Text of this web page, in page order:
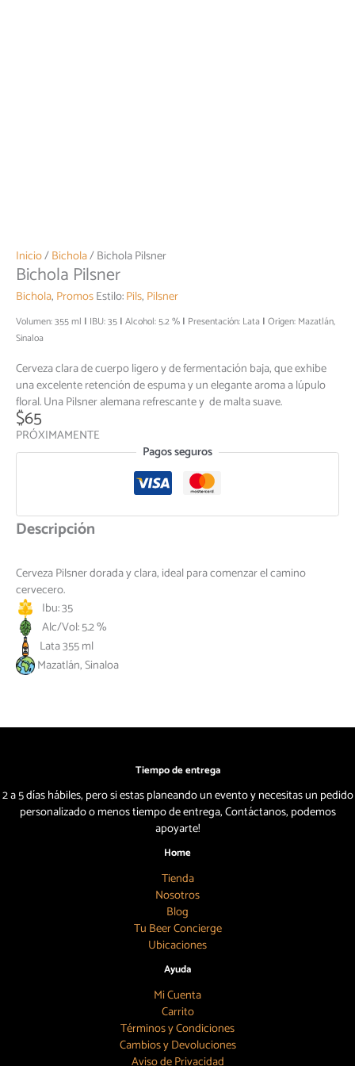
Inicio/Bichola/ Bichola Pilsner
Bichola Pilsner
Bichola, PromosEstilo:Pils, Pilsner
Volumen: 355 ml IBU: 35 Alcohol: 5.2 % Presentación: Lata Origen: Mazatlán,
Sinaloa
Cerveza clara de cuerpo ligero y de fermentación baja, que exhibe
una excelente retención de espuma y un elegante aroma a lúpulo
floral. Una Pilsner alemana refrescante y de malta suave.
$65
PRÓXIMAMENTE
Pagos seguros
Descripción
Cerveza Pilsner dorada y clara, ideal para comenzar el camino
cervecero.
Ibu: 35
Alc/Vol: 5.2 %
Lata 355 ml
Mazatlán, Sinaloa
Tiempo de entrega
2 a 5 días hábiles, pero si estas planeando un evento y necesitas un pedido
personalizado o menos tiempo de entrega, Contáctanos, podemos
apoyarte!
Home
Tienda
Nosotros
Blog
Tu Beer Concierge
Ubicaciones
Ayuda
Mi Cuenta
Carrito
Términos y Condiciones
Cambios y Devoluciones
Aviso de Privacidad